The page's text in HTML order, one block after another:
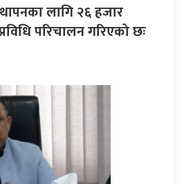
लागि २६ हजार
परिचालन गरिएको छः